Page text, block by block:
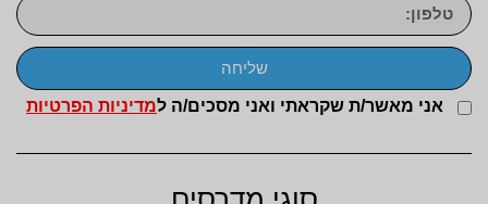
אני מאשר/ת שקראתי ואני מסכים/ה למדיניות הפרטיות
שליחה